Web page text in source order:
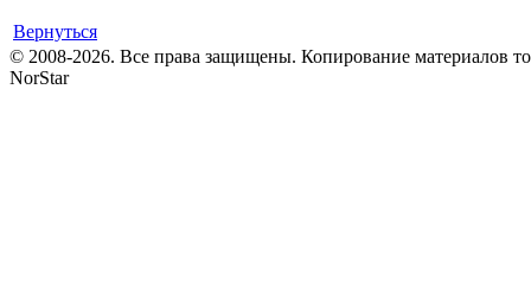
Вернуться
© 2008-2026. Все права защищены. Копирование материалов
NorStar